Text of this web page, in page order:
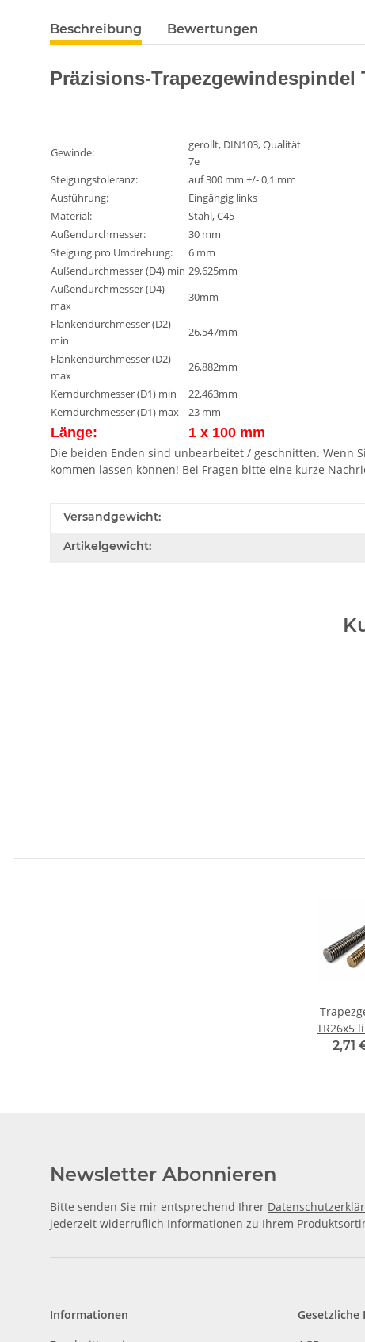
Beschreibung Bewertungen
Präzisions-Trapezgewindespindel
Gewinde:
gerollt, DIN103, Qualität
7e
Steigungstoleranz:
auf 300 mm +/- 0,1 mm
Ausführung:
Eingängig links
Material:
Stahl, C45
Außendurchmesser:
30 mm
Steigung pro Umdrehung:
6 mm
Außendurchmesser (D4) min 29,625mm
Außendurchmesser (D4)
max
30mm
Flankendurchmesser (D2)
min
26,547mm
Flankendurchmesser (D2)
max
26,882mm
Kerndurchmesser (D1) min
22,463mm
Kerndurchmesser (D1) max
23 mm
Länge: 1 x 100 mm
Die beiden Enden sind unbearbeitet / geschnitten. Wenn
kommen lassen können! Bei Fragen bitte eine kurze
Versandgewicht:
Artikelgewicht:
TR26x5
2,71
Newsletter Abonnieren
Bitte senden Sie mir entsprechend Ihrer
jederzeit widerruflich Informationen zu Ihrem
Informationen